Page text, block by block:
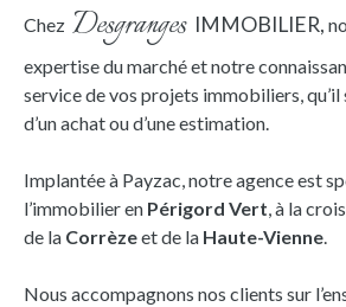
Chez Desgranges IMMOBILIER,
expertise du marché et notre
service de vos projets immobiliers, qu’il
d’un achat ou d’une estimation.
Implantée à Payzac, notre agence est
l’immobilier en Périgord Vert, à la
de la Corrèzeet de la Haute-Vienne.
Nous accompagnons nos clients sur